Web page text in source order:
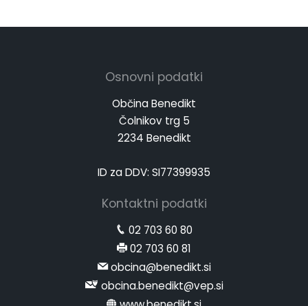
Osnovni podatki
Občina Benedikt
Čolnikov trg 5
2234 Benedikt
ID za DDV: SI77399935
Kontaktni podatki
02 703 60 80
02 703 60 81
obcina@benedikt.si
obcina.benedikt@vep.si